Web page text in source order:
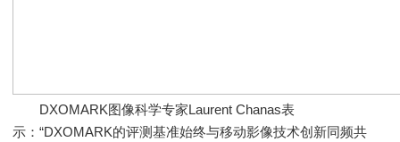
DXOMARK图像科学专家Laurent Chanas表
示：“DXOMARK的评测基准始终与移动影像技术创新同频共